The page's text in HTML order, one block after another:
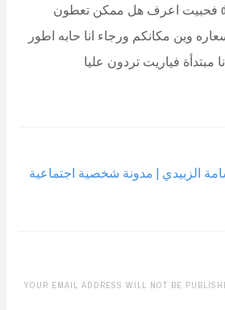
اني كامرتي كانون 550 d فحبيت اعرف هل ممكن تعطون
وين مكانكم ورجاء انا حابه اطور
مبتدأة فياريت تردون عليا
الزبيدي | مدونة شخصية اجتماعية
YOUR EMAIL ADDRESS WILL NOT BE